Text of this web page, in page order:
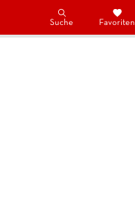
Suche Favoriten